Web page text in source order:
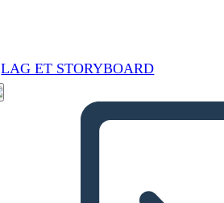
LAG ET STORYBOARD